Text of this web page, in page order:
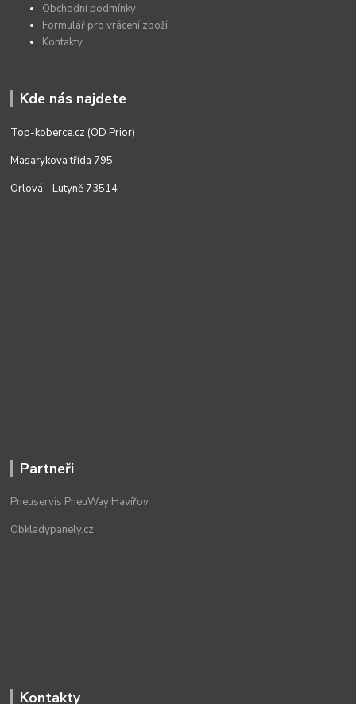
Obchodní podmínky
Formulář pro vrácení zboží
Kontakty
Kde nás najdete
Top-koberce.cz (OD Prior)
Masarykova třída 795
Orlová - Lutyně 73514
Partneři
Pneuservis PneuWay Havířov
Obkladypanely.cz
Kontakty